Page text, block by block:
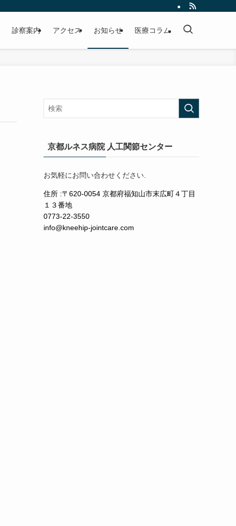
診察案内 アクセス お知らせ 医療コラム
京都ルネス病院 人工関節センター
お気軽にお問い合わせください.
住所 :〒620-0054 京都府福知山市末広町４丁目
１３番地
0773-22-3550
info@kneehip-jointcare.com